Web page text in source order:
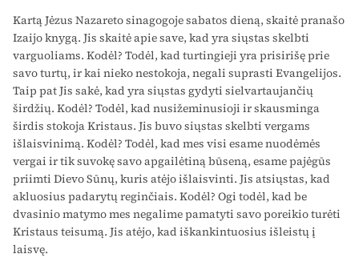
Kartą Jėzus Nazareto sinagogoje sabatos dieną, skaitė pra­našo
Izaijo knygą. Jis skaitė apie save, kad yra siųstas skelbti
varguoliams. Kodėl? Todėl, kad turtingieji yra prisirišę prie
savo turtų, ir kai nieko nestokoja, negali suprasti Evangelijos.
Taip pat Jis sakė, kad yra siųstas gydyti sielvartaujančių
širdžių. Kodėl? Todėl, kad nusižeminusioji ir skausminga
širdis stokoja Kristaus. Jis buvo siųstas skelbti vergams
išlaisvinimą. Kodėl? Todėl, kad mes visi esame nuodėmės
vergai ir tik suvokę savo apgailėtiną būseną, esame pajėgūs
priimti Dievo Sūnų, kuris atėjo išlaisvinti. Jis atsiųstas, kad
akluosius padarytų reginčiais. Kodėl? Ogi to­dėl, kad be
dvasinio matymo mes negalime pamatyti savo poreikio turėti
Kristaus teisumą. Jis atėjo, kad iškankintuosius išleistų į
laisvę.